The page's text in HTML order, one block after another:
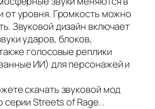
от уровня. Громкость можно
Звуковой дизайн включает
ударов, блоков,
голосовые реплики
ИИ) для персонажей и
скачать звуковой мод
серии Streets of Rage. .